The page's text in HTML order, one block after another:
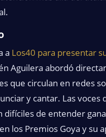
a Los40 para presentar
Aguilera abordó
que circulan en redes
y cantar. Las voces
difíciles de entender
los Premios Goya y su